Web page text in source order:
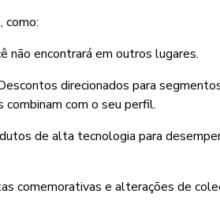
como:
não encontrará em outros lugares.
direcionados para
com o seu perfil.
de alta tecnologia para
comemorativas e alterações de